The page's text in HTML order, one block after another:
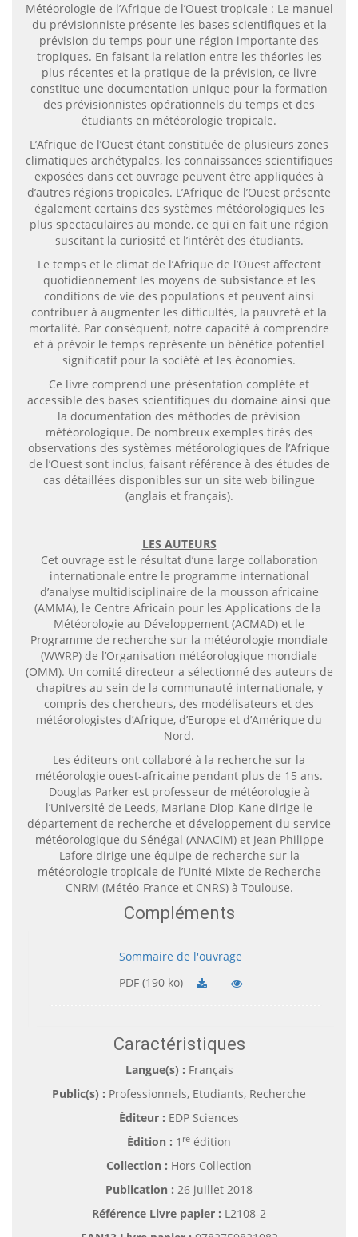
Météorologie de l’Afrique de l’Ouest tropicale : Le manuel
du prévisionniste présente les bases scientifiques et la
prévision du temps pour une région importante des
tropiques. En faisant la relation entre les théories les
plus récentes et la pratique de la prévision, ce livre
constitue une documentation unique pour la formation
des prévisionnistes opérationnels du temps et des
étudiants en météorologie tropicale.
L’Afrique de l’Ouest étant constituée de plusieurs zones
climatiques archétypales, les connaissances scientifiques
exposées dans cet ouvrage peuvent être appliquées à
d’autres régions tropicales. L’Afrique de l’Ouest présente
également certains des systèmes météorologiques les
plus spectaculaires au monde, ce qui en fait une région
suscitant la curiosité et l’intérêt des étudiants.
Le temps et le climat de l’Afrique de l’Ouest affectent
quotidiennement les moyens de subsistance et les
conditions de vie des populations et peuvent ainsi
contribuer à augmenter les difficultés, la pauvreté et la
mortalité. Par conséquent, notre capacité à comprendre
et à prévoir le temps représente un bénéfice potentiel
significatif pour la société et les économies.
Ce livre comprend une présentation complète et
accessible des bases scientifiques du domaine ainsi que
la documentation des méthodes de prévision
météorologique. De nombreux exemples tirés des
observations des systèmes météorologiques de l’Afrique
de l’Ouest sont inclus, faisant référence à des études de
cas détaillées disponibles sur un site web bilingue
(anglais et français).
LES AUTEURS
Cet ouvrage est le résultat d’une large collaboration
internationale entre le programme international
d’analyse multidisciplinaire de la mousson africaine
(AMMA), le Centre Africain pour les Applications de la
Météorologie au Développement (ACMAD) et le
Programme de recherche sur la météorologie mondiale
(WWRP) de l’Organisation météorologique mondiale
(OMM). Un comité directeur a sélectionné des auteurs de
chapitres au sein de la communauté internationale, y
compris des chercheurs, des modélisateurs et des
météorologistes d’Afrique, d’Europe et d’Amérique du
Nord.
Les éditeurs ont collaboré à la recherche sur la
météorologie ouest-africaine pendant plus de 15 ans.
Douglas Parker est professeur de météorologie à
l’Université de Leeds, Mariane Diop-Kane dirige le
département de recherche et développement du service
météorologique du Sénégal (ANACIM) et Jean Philippe
Lafore dirige une équipe de recherche sur la
météorologie tropicale de l’Unité Mixte de Recherche
CNRM (Météo-France et CNRS) à Toulouse.
Compléments
Sommaire de l'ouvrage
PDF (190 ko)
Caractéristiques
Langue(s) : Français
Public(s) : Professionnels, Etudiants, Recherche
Éditeur : EDP Sciences
Édition : 1 re édition
Collection : Hors Collection
Publication : 26 juillet 2018
Référence Livre papier : L2108-2